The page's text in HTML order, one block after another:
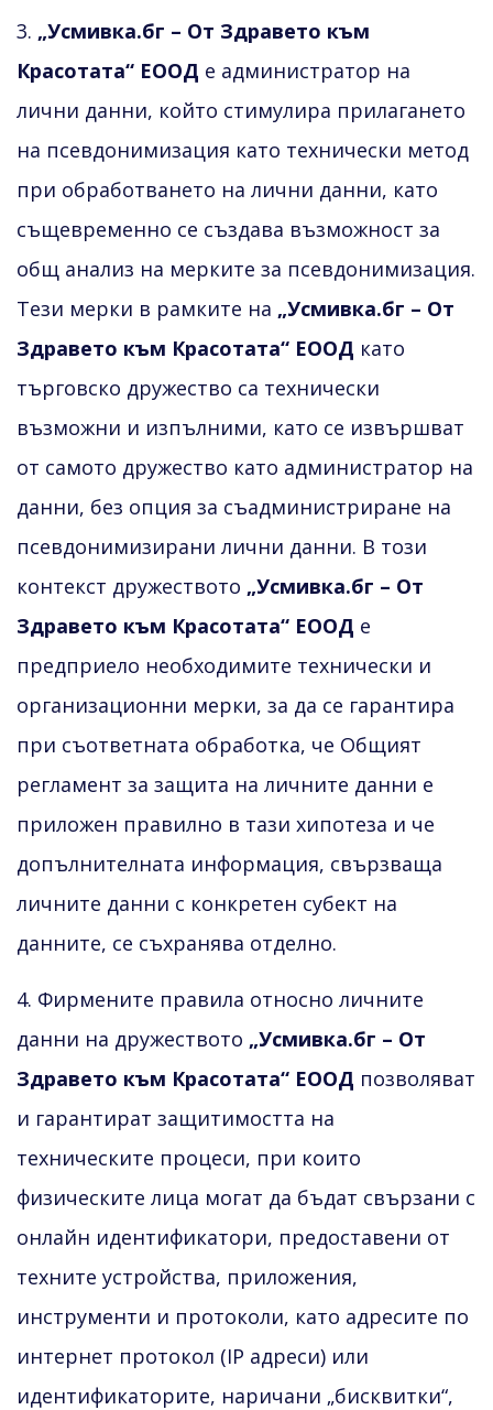
3. „Усмивка.бг – От Здравето към
Красотата“ ЕООД е администратор на
лични данни, който стимулира прилагането
на псевдонимизация като технически метод
при обработването на лични данни, като
същевременно се създава възможност за
общ анализ на мерките за псевдонимизация.
Тези мерки в рамките на „Усмивка.бг – От
Здравето към Красотата“ ЕООД като
търговско дружество са технически
възможни и изпълними, като се извършват
от самото дружество като администратор на
данни, без опция за съадминистриране на
псевдонимизирани лични данни. В този
контекст дружеството „Усмивка.бг – От
Здравето към Красотата“ ЕООД е
предприело необходимите технически и
организационни мерки, за да се гарантира
при съответната обработка, че Общият
регламент за защита на личните данни е
приложен правилно в тази хипотеза и че
допълнителната информация, свързваща
личните данни с конкретен субект на
данните, се съхранява отделно.
4. Фирмените правила относно личните
данни на дружеството „Усмивка.бг – От
Здравето към Красотата“ ЕООД позволяват
и гарантират защитимостта на
техническите процеси, при които
физическите лица могат да бъдат свързани с
онлайн идентификатори, предоставени от
техните устройства, приложения,
инструменти и протоколи, като адресите по
интернет протокол (IP адреси) или
идентификаторите, наричани „бисквитки“,